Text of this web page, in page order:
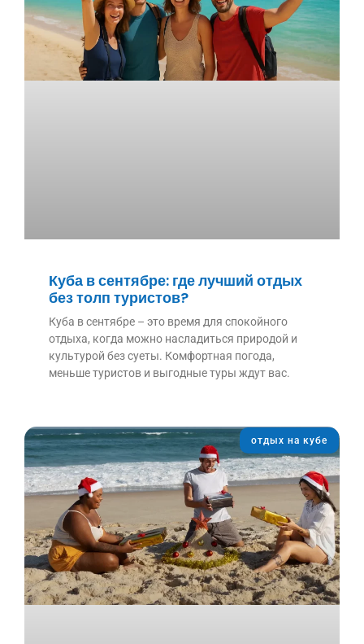
Куба в сентябре: где лучший отдых
без толп туристов?
Куба в сентябре – это время для спокойного
отдыха, когда можно насладиться природой и
культурой без суеты. Комфортная погода,
меньше туристов и выгодные туры ждут вас.
отдых на кубе